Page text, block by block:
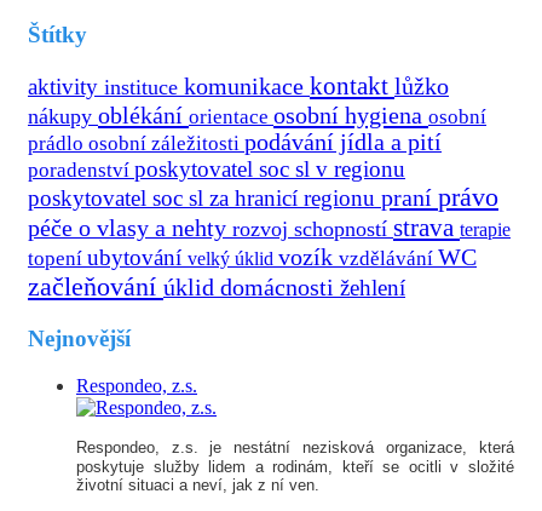
Štítky
aktivity instituce komunikace kontakt lůžko
nákupy oblékání orientace osobní hygiena osobní
prádlo osobní záležitosti podávání jídla a pití
poradenství poskytovatel soc sl v regionu
poskytovatel soc sl za hranicí regionu praní právo
péče o vlasy a nehty rozvoj schopností strava terapie
topení ubytování velký úklid vozík vzdělávání WC
začleňování úklid domácnosti žehlení
Nejnovější
Respondeo, z.s.
Respondeo, z.s.
je nestátní nezisková organizace, která
poskytuje služby lidem a rodinám, kteří se ocitli v složité
životní situaci a neví, jak z ní ven.